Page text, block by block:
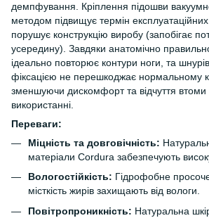
демпфування. Кріплення підошви
методом підвищує термін
порушує конструкцію виробу (запобігає
усередину). Завдяки анатомічно
ідеально повторює контури ноги, та
фіксацією не перешкоджає нормальному
зменшуючи дискомфорт та відчуття
використанні.
Переваги:
Міцність та довговічність:
матеріали Cordura забезпечують високу
Вологостійкість: Гідрофобне
місткість жирів захищають від вологи.
Повітропроникність: Натуральна